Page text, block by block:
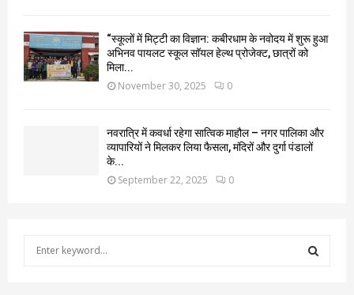
“स्कूलों में मिट्टी का विज्ञान: कबीरधाम के नवोदय में शुरू हुआ
अभिनव पायलट स्कूल सॉयल हेल्थ प्रोजेक्ट, छात्रों को
मिला...
November 30, 2025 0
नवरात्रि में कवर्धा रहेगा सात्विक माहौल – नगर पालिका और
व्यापारियों ने मिलकर लिया फैसला, मंदिरों और दुर्गा पंडालों
के...
September 22, 2025 0